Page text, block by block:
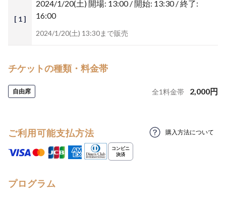
[ 1 ]
2024/1/20(土) 開場: 13:00 / 開始: 13:30 / 終了:
16:00
2024/1/20(土) 13:30まで販売
チケットの種類・料金帯
自由席 全1料金帯 2,000円
ご利用可能支払方法 購入方法について
プログラム